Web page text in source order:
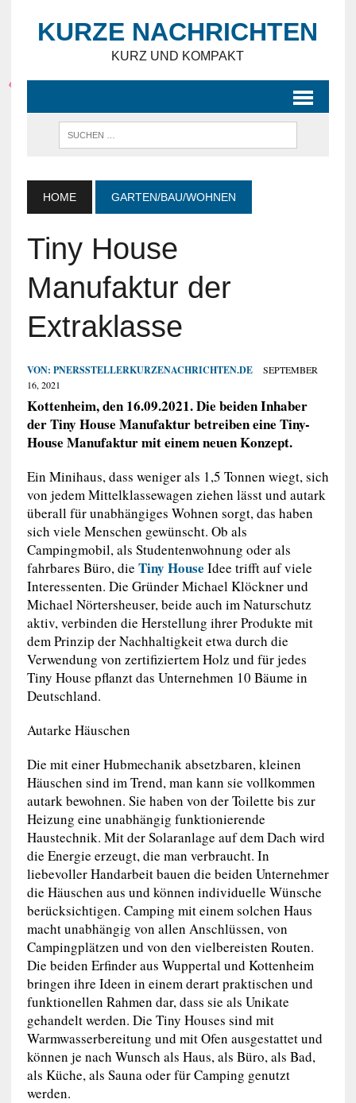
KURZE NACHRICHTEN
KURZ UND KOMPAKT
HOME GARTEN/BAU/WOHNEN
Tiny House
Manufaktur der
Extraklasse
VON: PNERSSTELLERKURZENACHRICHTEN.DE
SEPTEMBER
16, 2021
Kottenheim, den 16.09.2021. Die beiden Inhaber
der Tiny House Manufaktur betreiben eine Tiny-
House Manufaktur mit einem neuen Konzept.
Ein Minihaus, dass weniger als 1,5 Tonnen wiegt, sich
von jedem Mittelklassewagen ziehen lässt und autark
überall für unabhängiges Wohnen sorgt, das haben
sich viele Menschen gewünscht. Ob als
Campingmobil, als Studentenwohnung oder als
fahrbares Büro, die Tiny House Idee trifft auf viele
Interessenten. Die Gründer Michael Klöckner und
Michael Nörtersheuser, beide auch im Naturschutz
aktiv, verbinden die Herstellung ihrer Produkte mit
dem Prinzip der Nachhaltigkeit etwa durch die
Verwendung von zertifiziertem Holz und für jedes
Tiny House pflanzt das Unternehmen 10 Bäume in
Deutschland.
Autarke Häuschen
Die mit einer Hubmechanik absetzbaren, kleinen
Häuschen sind im Trend, man kann sie vollkommen
autark bewohnen. Sie haben von der Toilette bis zur
Heizung eine unabhängig funktionierende
Haustechnik. Mit der Solaranlage auf dem Dach wird
die Energie erzeugt, die man verbraucht. In
liebevoller Handarbeit bauen die beiden Unternehmer
die Häuschen aus und können individuelle Wünsche
berücksichtigen. Camping mit einem solchen Haus
macht unabhängig von allen Anschlüssen, von
Campingplätzen und von den vielbereisten Routen.
Die beiden Erfinder aus Wuppertal und Kottenheim
bringen ihre Ideen in einem derart praktischen und
funktionellen Rahmen dar, dass sie als Unikate
gehandelt werden. Die Tiny Houses sind mit
Warmwasserbereitung und mit Ofen ausgestattet und
können je nach Wunsch als Haus, als Büro, als Bad,
als Küche, als Sauna oder für Camping genutzt
werden.